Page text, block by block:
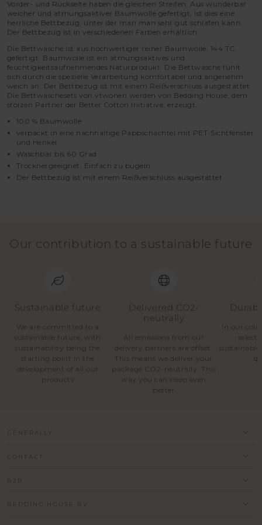
Vorder- und Rückseite haben die gleichen Streifen. Aus wunderbar
weicher und atmungsaktiver Baumwolle gefertigt, ist dies eine
herrliche Bettbezug, unter der man man sehr gut schlafen kann.
Der Bettbezug ist in verschiedenen Farben erhältlich.
Die Bettwäsche ist aus hochwertiger reiner Baumwolle, 144 TC,
gefertigt. Baumwolle ist ein atmungsaktives und
feuchtigkeitsaufnehmendes Naturprodukt. Die Bettwäsche fühlt
sich durch die spezielle Verarbeitung komfortabel und angenehm
weich an. Der Bettbezug ist mit einem Reißverschluss ausgestattet.
Die Bettwäschesets von vtwonen werden von Bedding House, dem
stolzen Partner der Better Cotton Initiative, erzeugt.
100 % Baumwolle
verpackt in eine nachhaltige Pappschachtel mit PET-Sichtfenster
und Henkel
Waschbar bis 60 Grad
Trocknergeeignet, Einfach zu bügeln
Der Bettbezug ist mit einem Reißverschluss ausgestattet
Our contribution to a sustainable future
Sustainable future
We are committed to a
sustainable future, with
sustainability being the
starting point in the
development of all our
products
Delivered CO2-
neutrally
All emissions from our
delivery partners are offset.
This means we deliver your
package CO2-neutrally. This
way you can sleep even
better
In our
GENERALLY
CONTACT
B2B
BEDDING HOUSE BV